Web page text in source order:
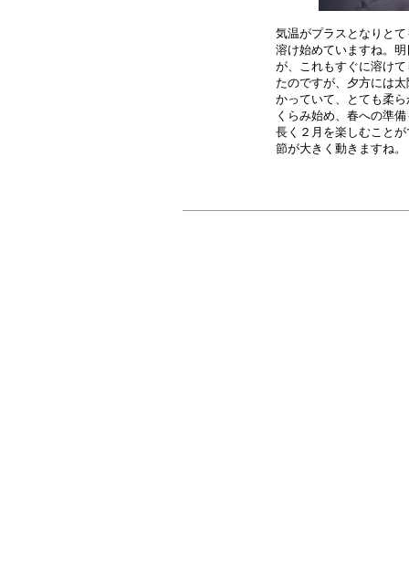
気温がプラスとなりと
溶け始めていますね。
が、これもすぐに溶け
たのですが、夕方には
かっていて、とても柔
くらみ始め、春への準
長く２月を楽しむこと